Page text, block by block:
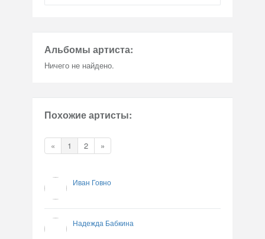
Альбомы артиста:
Ничего не найдено.
Похожие артисты:
« 1 2 »
Иван Говно
Надежда Бабкина